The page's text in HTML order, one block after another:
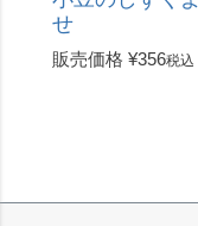
せ
販売価格 ¥356税込